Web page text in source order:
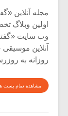
اولین وبلاگ
وب سایت
آنلاین
روزانه به
مشاهده تمام پست